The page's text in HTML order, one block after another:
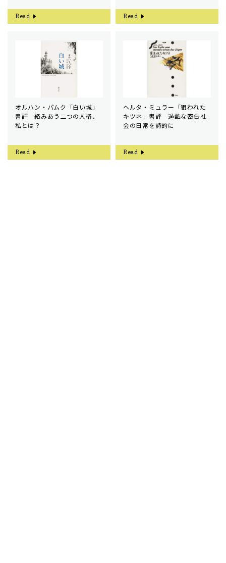
Read Read
オルハン・パムク「白い城」
書評 絡みあう二つの人格、
私とは？
Read
ヘルタ・ミュラー「狙われた
キツネ」書評 過酷な密告社
会の日常を詩的に
Read